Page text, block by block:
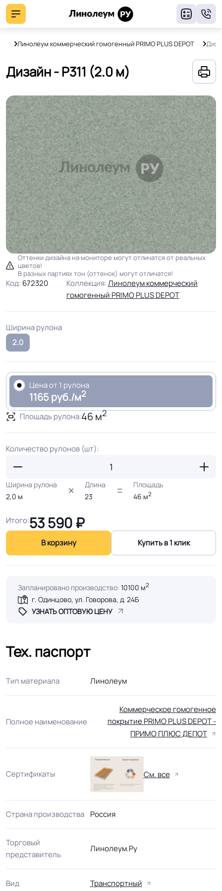
Линолеум коммерческий гомогенный PRIMO PLUS DEPOT
Дизайн - P311 (2.0 м)
Оттенки дизайна на мониторе могут отличатся от реальных
цветов!
В разных партиях тон (оттенок) могут отличатся!
Код: 672320 Коллекция:Линолеум коммерческий
гомогенный PRIMO PLUS DEPOT
Ширина рулона
2.0
Цена от 1 рулона
1165 руб./м2
Площадь рулона:46 м2
Количество рулонов (шт):
Ширина рулона
2,0 м
Длина
23
Площадь
46 м2
Итого:53 590 ₽
В корзину Купить в 1 клик
Запланировано производство: 10100 м2
г. Одинцово, ул. Говорова, д. 24Б
УЗНАТЬ ОПТОВУЮ ЦЕНУ
Тех. паспорт
Тип материала Линолеум
Полное наименование
Коммерческое гомогенное
покрытие PRIMO PLUS DEPOT -
ПРИМО ПЛЮС ДЕПОТ
Сертификаты См. все
Страна производства Россия
Торговый
представитель
Линолеум.Ру
Вид Транспортный